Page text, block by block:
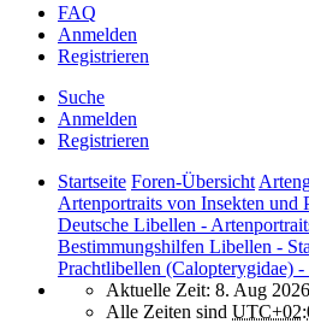
FAQ
Anmelden
Registrieren
Suche
Anmelden
Registrieren
Startseite Foren-Übersicht
Artenportraits von Insekten und
Deutsche Libellen -
Bestimmungshilfen Libellen -
Prachtlibellen (Calopterygidae) -
Aktuelle Zeit: 8. Aug
Alle Zeiten sind